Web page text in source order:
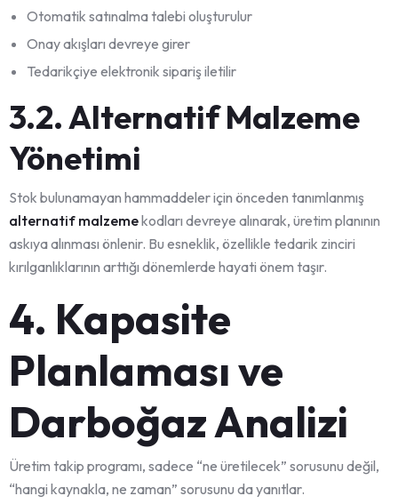
Otomatik satınalma talebi oluşturulur
Onay akışları devreye girer
Tedarikçiye elektronik sipariş iletilir
3.2. Alternatif Malzeme
Yönetimi
Stok bulunamayan hammaddeler için önceden tanımlanmış
alternatif malzemekodları devreye alınarak, üretim planının
askıya alınması önlenir. Bu esneklik, özellikle tedarik zinciri
kırılganlıklarının arttığı dönemlerde hayati önem taşır.
4. Kapasite
Planlaması ve
Darboğaz Analizi
Üretim takip programı, sadece “ne üretilecek” sorusunu değil,
“hangi kaynakla, ne zaman” sorusunu da yanıtlar.